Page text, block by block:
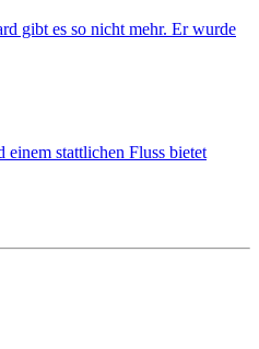
gibt es so nicht mehr. Er wurde
stattlichen Fluss bietet